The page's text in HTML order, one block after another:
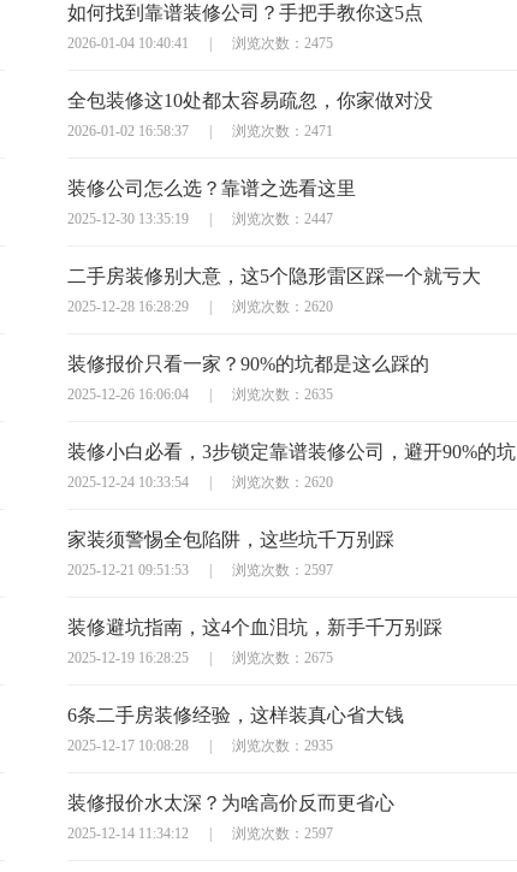
如何找到靠谱装修公司？手把手教你这5点
2026-01-04 10:40:41 | 浏览次数：2475
全包装修这10处都太容易疏忽，你家做对没
2026-01-02 16:58:37 | 浏览次数：2471
装修公司怎么选？靠谱之选看这里
2025-12-30 13:35:19 | 浏览次数：2447
二手房装修别大意，这5个隐形雷区踩一个就亏大
2025-12-28 16:28:29 | 浏览次数：2620
装修报价只看一家？90%的坑都是这么踩的
2025-12-26 16:06:04 | 浏览次数：2635
装修小白必看，3步锁定靠谱装修公司，避开90%的坑
2025-12-24 10:33:54 | 浏览次数：2620
家装须警惕全包陷阱，这些坑千万别踩
2025-12-21 09:51:53 | 浏览次数：2597
装修避坑指南，这4个血泪坑，新手千万别踩
2025-12-19 16:28:25 | 浏览次数：2675
6条二手房装修经验，这样装真心省大钱
2025-12-17 10:08:28 | 浏览次数：2935
装修报价水太深？为啥高价反而更省心
2025-12-14 11:34:12 | 浏览次数：2597